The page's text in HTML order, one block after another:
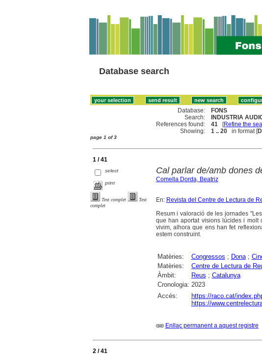
Database search
Database:
FONS
Search:
INDUSTRIA
References found:
41 [Refine the
Showing:
1 .. 20 in format [
page 1 of 3
1 / 41
select
print
Text complet
Text
complet
Cal parlar de/amb dones
Comella Dorda, Beatriz
En: Revista del Centre de Lectura de
Resum i valoració de les jornades
que han aportat visions lúcides i
vivim, alhora que ens han fet
estem construint.
Matèries: Congressos ; Dona;
Matèries:
Centre de Lectura de
Àmbit:
Reus ; Catalunya
Cronologia: 2023
Accés:
https://raco.cat/
https://
Enllaç permanent a aquest registre
2 / 41